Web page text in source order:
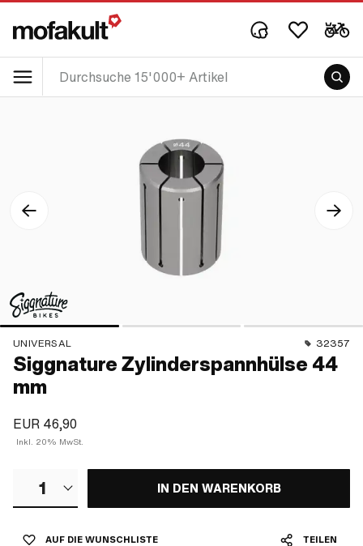
UNIVERSAL 32357
Siggnature Zylinderspannhülse 44
mm
EUR 46,90
Inkl. 20% MwSt.
1 IN DEN WARENKORB
AUF DIE WUNSCHLISTE TEILEN